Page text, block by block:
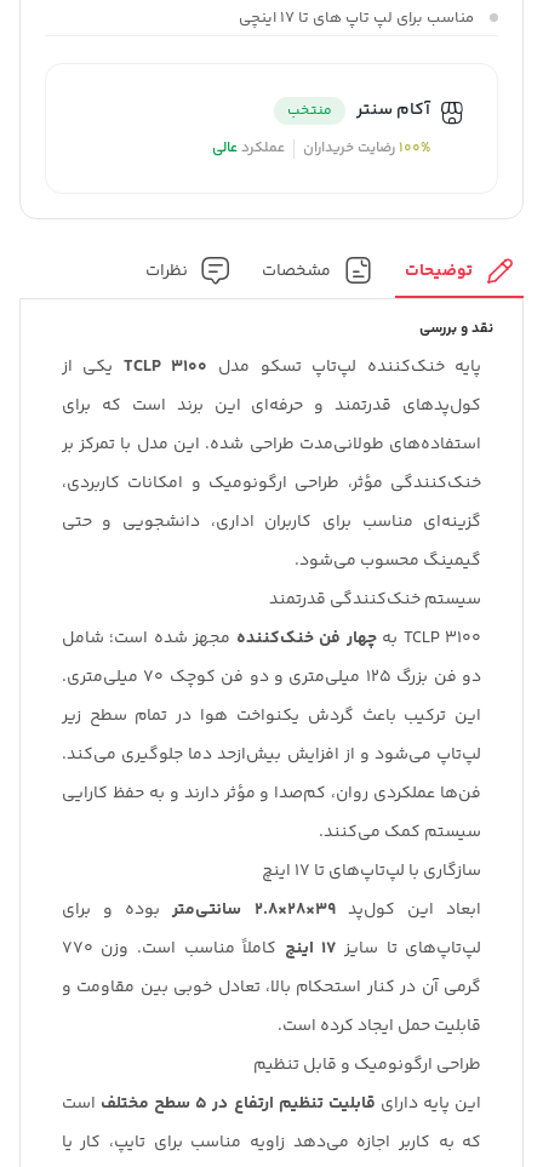
مناسب برای لپ تاپ های تا 17 اینچی
آکام سنتر
منتخب
100%رضایت خریداران عملکردعالی
توضیحات مشخصات نظرات
نقد و بررسی
پایه خنک‌کننده لپ‌تاپ تسکو مدل TCLP 3100 یکی از
کول‌پدهای قدرتمند و حرفه‌ای این برند است که برای
استفاده‌های طولانی‌مدت طراحی شده. این مدل با تمرکز بر
خنک‌کنندگی مؤثر، طراحی ارگونومیک و امکانات کاربردی،
گزینه‌ای مناسب برای کاربران اداری، دانشجویی و حتی
گیمینگ محسوب می‌شود.
سیستم خنک‌کنندگی قدرتمند
TCLP 3100 به
چهار فن خنک‌کننده مجهز شده است؛ شامل
دو فن بزرگ 125 میلی‌متری و دو فن کوچک 70 میلی‌متری.
این ترکیب باعث گردش یکنواخت هوا در تمام سطح زیر
لپ‌تاپ می‌شود و از افزایش بیش‌ازحد دما جلوگیری می‌کند.
فن‌ها عملکردی روان، کم‌صدا و مؤثر دارند و به حفظ کارایی
سیستم کمک می‌کنند.
سازگاری با لپ‌تاپ‌های تا 17 اینچ
ابعاد این کول‌پد39×28×2.8 سانتی‌متر
بوده و برای
لپ‌تاپ‌های تا سایز 17 اینچ
کاملاً مناسب است. وزن 770
گرمی آن در کنار استحکام بالا، تعادل خوبی بین مقاومت و
قابلیت حمل ایجاد کرده است.
طراحی ارگونومیک و قابل تنظیم
این پایه دارای قابلیت تنظیم ارتفاع در 5 سطح مختلف
است
که به کاربر اجازه می‌دهد زاویه مناسب برای تایپ، کار یا